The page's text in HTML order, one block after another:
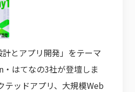
とアプリ開発」をテーマ
・はてなの3社が登壇しま
テッドアプリ、大規模Web